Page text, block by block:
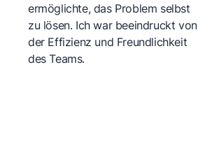
ermöglichte, das Problem selbst
zu lösen. Ich war beeindruckt von
der Effizienz und Freundlichkeit
des Teams.